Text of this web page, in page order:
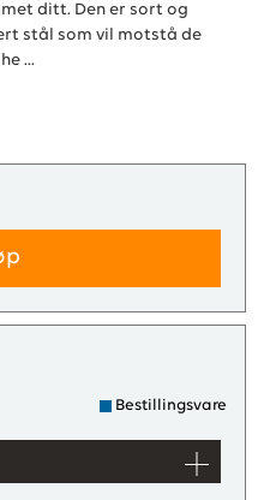
ditt. Den er sort og
stål som vil motstå de
...
Bestillingsvare